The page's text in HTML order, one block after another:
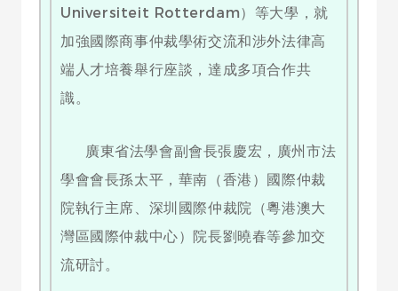
Universiteit Rotterdam）等大學，就
加強國際商事仲裁學術交流和涉外法律高
端人才培養舉行座談，達成多項合作共
識。
廣東省法學會副會長張慶宏，廣州市法
學會會長孫太平，華南（香港）國際仲裁
院執行主席、深圳國際仲裁院（粵港澳大
灣區國際仲裁中心）院長劉曉春等參加交
流研討。